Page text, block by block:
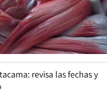
revisa las fechas y